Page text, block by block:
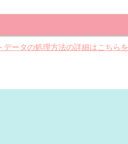
データの処理方法の詳細はこちらを